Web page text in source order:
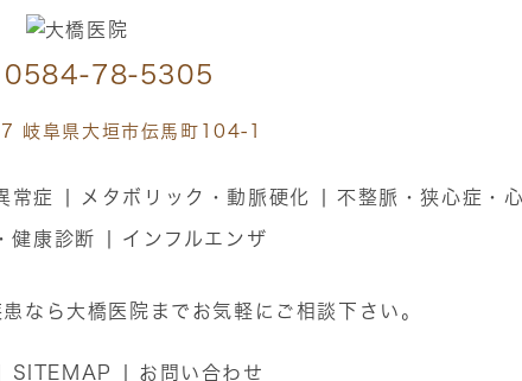
0584-78-5305
岐阜県大垣市伝馬町104-1
常症 メタボリック・動脈硬化 不整脈・狭心症・
健康診断 インフルエンザ
なら大橋医院までお気軽にご相談下さい。
SITEMAP お問い合わせ